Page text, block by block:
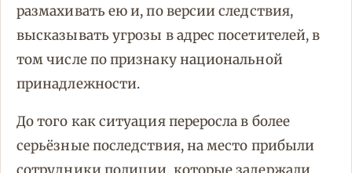
размахивать ею и, по версии следствия,
высказывать угрозы в адрес посетителей, в
том числе по признаку национальной
принадлежности.
До того как ситуация переросла в более
серьёзные последствия, на место прибыли